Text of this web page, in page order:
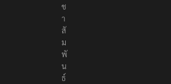
ะ
ช
า
สั
ม
พั
น